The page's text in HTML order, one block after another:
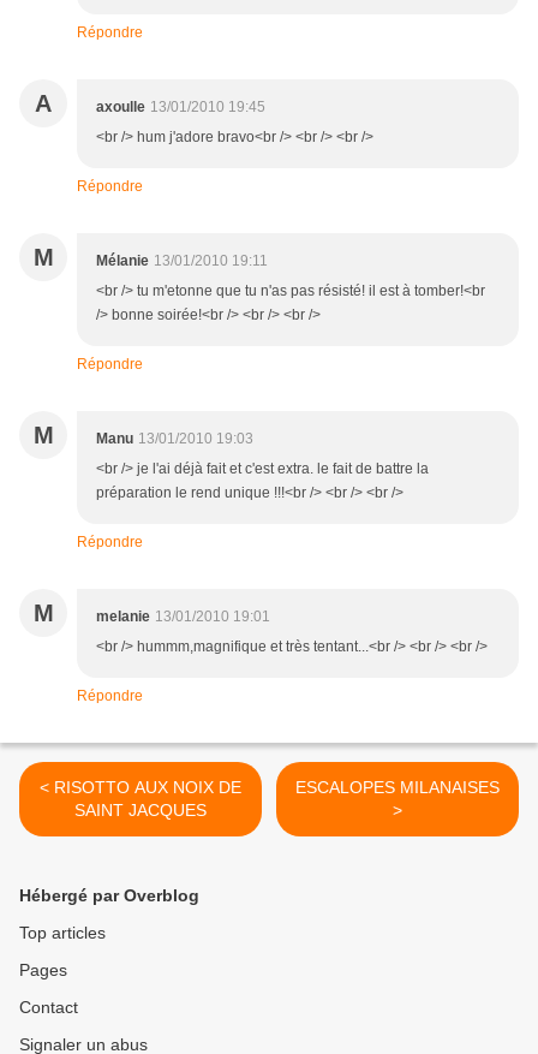
Répondre
A axoulle 13/01/2010 19:45
<br /> hum j'adore bravo<br /> <br /> <br />
Répondre
M Mélanie 13/01/2010 19:11
<br /> tu m'etonne que tu n'as pas résisté! il est à tomber!<br
/> bonne soirée!<br /> <br /> <br />
Répondre
M Manu 13/01/2010 19:03
<br /> je l'ai déjà fait et c'est extra. le fait de battre la
préparation le rend unique !!!<br /> <br /> <br />
Répondre
M melanie 13/01/2010 19:01
<br /> hummm,magnifique et très tentant...<br /> <br /> <br />
Répondre
< RISOTTO AUX NOIX DE
SAINT JACQUES
ESCALOPES MILANAISES
>
Hébergé par Overblog
Top articles
Pages
Contact
Signaler un abus